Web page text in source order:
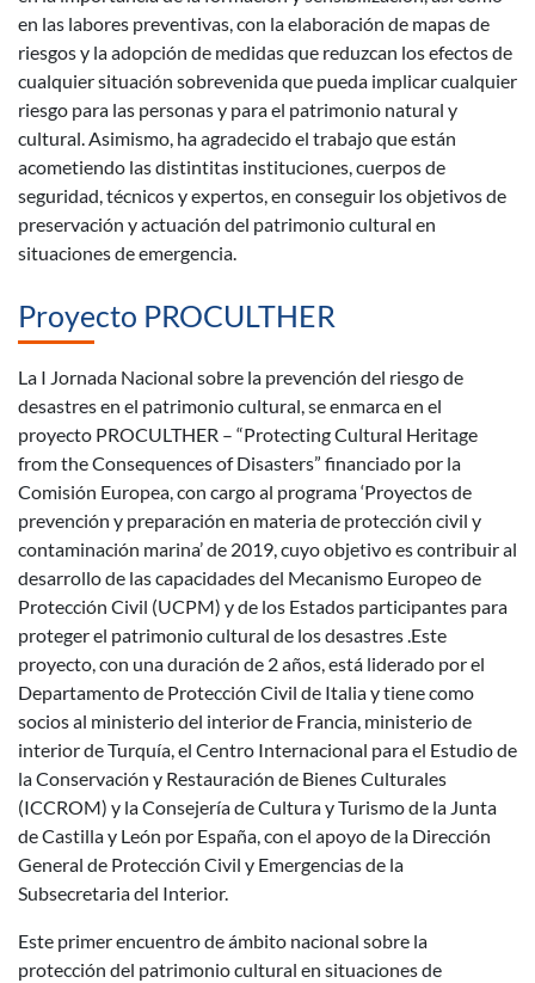
en las labores preventivas, con la elaboración de mapas de
riesgos y la adopción de medidas que reduzcan los efectos de
cualquier situación sobrevenida que pueda implicar cualquier
riesgo para las personas y para el patrimonio natural y
cultural. Asimismo, ha agradecido el trabajo que están
acometiendo las distintitas instituciones, cuerpos de
seguridad, técnicos y expertos, en conseguir los objetivos de
preservación y actuación del patrimonio cultural en
situaciones de emergencia.
Proyecto PROCULTHER
La I Jornada Nacional sobre la prevención del riesgo de
desastres en el patrimonio cultural, se enmarca en el
proyecto PROCULTHER – “Protecting Cultural Heritage
from the Consequences of Disasters” financiado por la
Comisión Europea, con cargo al programa ‘Proyectos de
prevención y preparación en materia de protección civil y
contaminación marina’ de 2019, cuyo objetivo es contribuir al
desarrollo de las capacidades del Mecanismo Europeo de
Protección Civil (UCPM) y de los Estados participantes para
proteger el patrimonio cultural de los desastres .Este
proyecto, con una duración de 2 años, está liderado por el
Departamento de Protección Civil de Italia y tiene como
socios al ministerio del interior de Francia, ministerio de
interior de Turquía, el Centro Internacional para el Estudio de
la Conservación y Restauración de Bienes Culturales
(ICCROM) y la Consejería de Cultura y Turismo de la Junta
de Castilla y León por España, con el apoyo de la Dirección
General de Protección Civil y Emergencias de la
Subsecretaria del Interior.
Este primer encuentro de ámbito nacional sobre la
protección del patrimonio cultural en situaciones de